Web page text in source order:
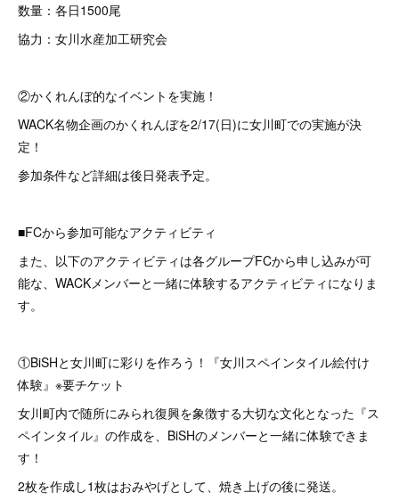
数量：各日1500尾
協力：女川水産加工研究会
②かくれんぼ的なイベントを実施！
WACK名物企画のかくれんぼを2/17(日)に女川町での実施が決
定！
参加条件など詳細は後日発表予定。
■FCから参加可能なアクティビティ
また、以下のアクティビティは各グループFCから申し込みが可
能な、WACKメンバーと一緒に体験するアクティビティになりま
す。
①BiSHと女川町に彩りを作ろう！『女川スペインタイル絵付け
体験』※要チケット
女川町内で随所にみられ復興を象徴する大切な文化となった『ス
ペインタイル』の作成を、BiSHのメンバーと一緒に体験できま
す！
2枚を作成し1枚はおみやげとして、焼き上げの後に発送。